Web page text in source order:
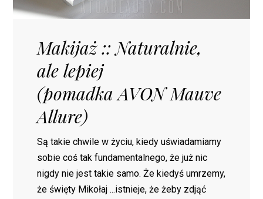
Makijaż :: Naturalnie,
ale lepiej
(pomadka AVON Mauve
Allure)
Są takie chwile w życiu, kiedy uświadamiamy
sobie coś tak fundamentalnego, że już nic
nigdy nie jest takie samo. Że kiedyś umrzemy,
że święty Mikołaj ...istnieje, że żeby zdjąć